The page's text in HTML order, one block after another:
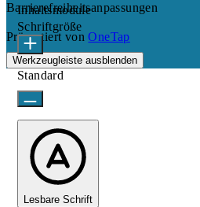
Barrierefreiheitsanpassungen
Präsentiert vonOneTap
Werkzeugleiste ausblenden
Inhaltsmodule
Schriftgröße
Standard
Lesbare Schrift